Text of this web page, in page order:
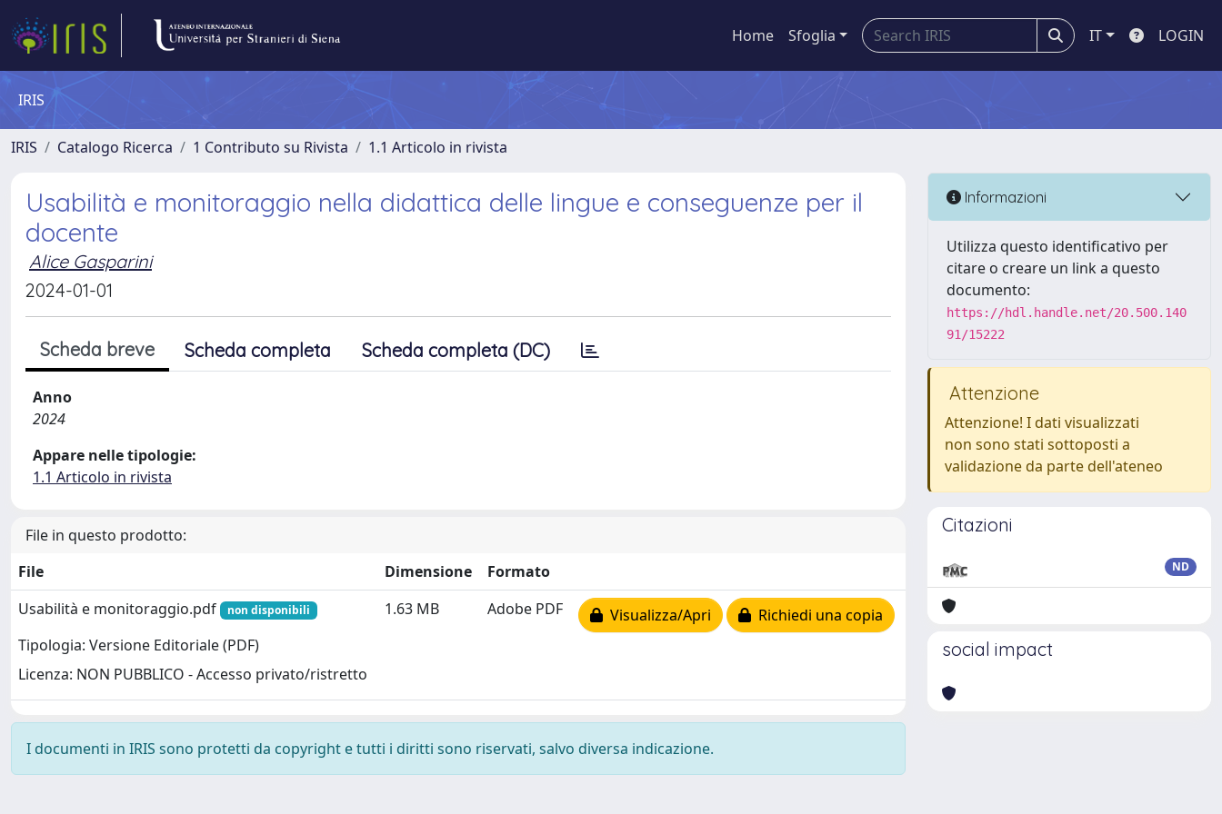
Home Sfoglia IT LOGIN
IRIS
IRIS Catalogo Ricerca 1 Contributo su Rivista 1.1 Articolo in rivista
Usabilità e monitoraggio nella didattica delle lingue e conseguenze per il
docente
Alice Gasparini
2024-01-01
Scheda breve Scheda completa Scheda completa (DC)
Anno
2024
Appare nelle tipologie:
1.1 Articolo in rivista
File in questo prodotto:
File
Dimensione
Formato
Usabilità e monitoraggio.pdf
non disponibili
Tipologia: Versione Editoriale (PDF)
Licenza: NON PUBBLICO - Accesso privato/ristretto
1.63 MB Adobe PDF Visualizza/Apri Richiedi una copia
I documenti in IRIS sono protetti da copyright e tutti i diritti sono riservati, salvo diversa indicazione.
Informazioni
Utilizza questo identificativo per
citare o creare un link a questo
documento:
https://hdl.handle.net/20.500.140
91/15222
Attenzione
Attenzione! I dati visualizzati
non sono stati sottoposti a
validazione da parte dell'ateneo
Citazioni
ND
social impact